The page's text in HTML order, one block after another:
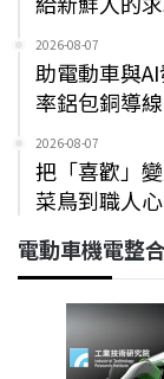
2026-08-07
助電動車與
率鋁包銅導線
2026-08-07
把「喜歡」
菜鳥到職人
電動車機電整